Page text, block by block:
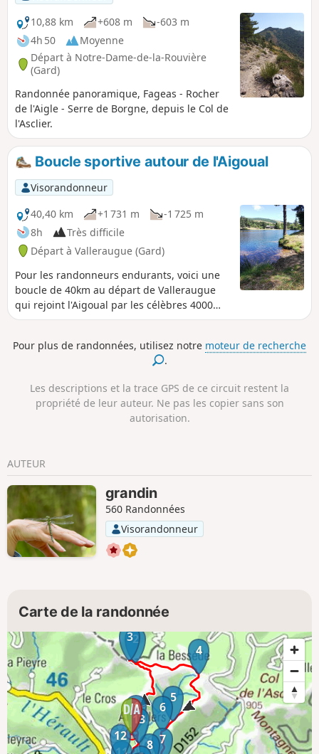
10,88 km
+608 m
-603 m
4h 50
Moyenne
Départ à Notre-Dame-de-la-Rouvière
(Gard)
Randonnée panoramique, Fageas - Rocher
de l'Aigle - Serre de Borgne, depuis le Col de
l'Asclier.
Boucle sportive autour de l'Aigoual
Visorandonneur
40,40 km
+1 731 m
-1 725 m
8h
Très difficile
Départ à Valleraugue (Gard)
Pour les randonneurs endurants, voici une
boucle de 40km au départ de Valleraugue
qui rejoint l'Aigoual par les célèbres 4000
marches. Elle descend sur le Lac du Bonheur
l'Espérou pour terminer en longeant les
crêtes qui font face au Mont Aigoual
Randonnée sans difficulté technique mais
très longue avec des passages en fortes
pentes et nécessitant une bonne endurance.
Pour plus de randonnées, utilisez notre moteur de recherche
.
Les descriptions et la trace GPS de ce circuit restent la
propriété de leur auteur. Ne pas les copier sans son
autorisation.
AUTEUR
grandin
560 Randonnées
Visorandonneur
Carte de la randonnée
1
2
3
4
5
6
7
8
12
13